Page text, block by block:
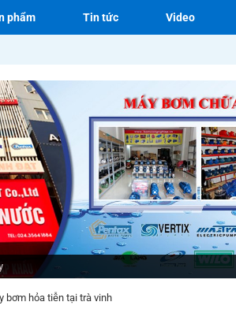
phẩm Tin tức Video
bơm hỏa tiễn tại trà vinh